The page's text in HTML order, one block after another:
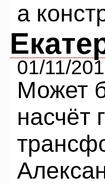
а
01/11/
Может
насчёт